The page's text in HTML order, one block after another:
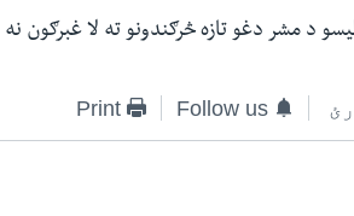
د مشر دغو تازه څرګندونو ته لا غبرګون
Follow us
Print